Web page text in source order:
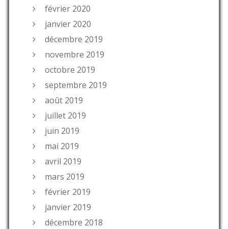
février 2020
janvier 2020
décembre 2019
novembre 2019
octobre 2019
septembre 2019
août 2019
juillet 2019
juin 2019
mai 2019
avril 2019
mars 2019
février 2019
janvier 2019
décembre 2018